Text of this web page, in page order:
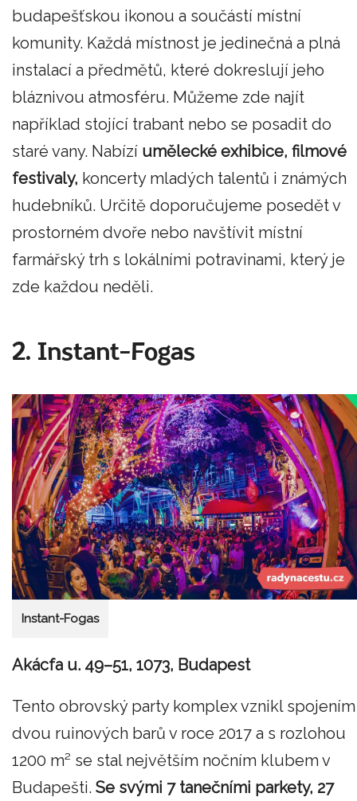
budapešťskou ikonou a součástí místní
komunity. Každá místnost je jedinečná a plná
instalací a předmětů, které dokreslují jeho
bláznivou atmosféru. Můžeme zde najít
například stojící trabant nebo se posadit do
staré vany. Nabízí umělecké exhibice, filmové
festivaly, koncerty mladých talentů i známých
hudebníků. Určitě doporučujeme posedět v
prostorném dvoře nebo navštívit místní
farmářský trh s lokálními potravinami, který je
zde každou neděli.
2. Instant-Fogas
Instant-Fogas
Akácfa u. 49–51, 1073, Budapest
Tento obrovský party komplex vznikl spojením
dvou ruinových barů v roce 2017 a s rozlohou
1200 m² se stal největším nočním klubem v
Budapešti. Se svými 7 tanečními parkety, 27